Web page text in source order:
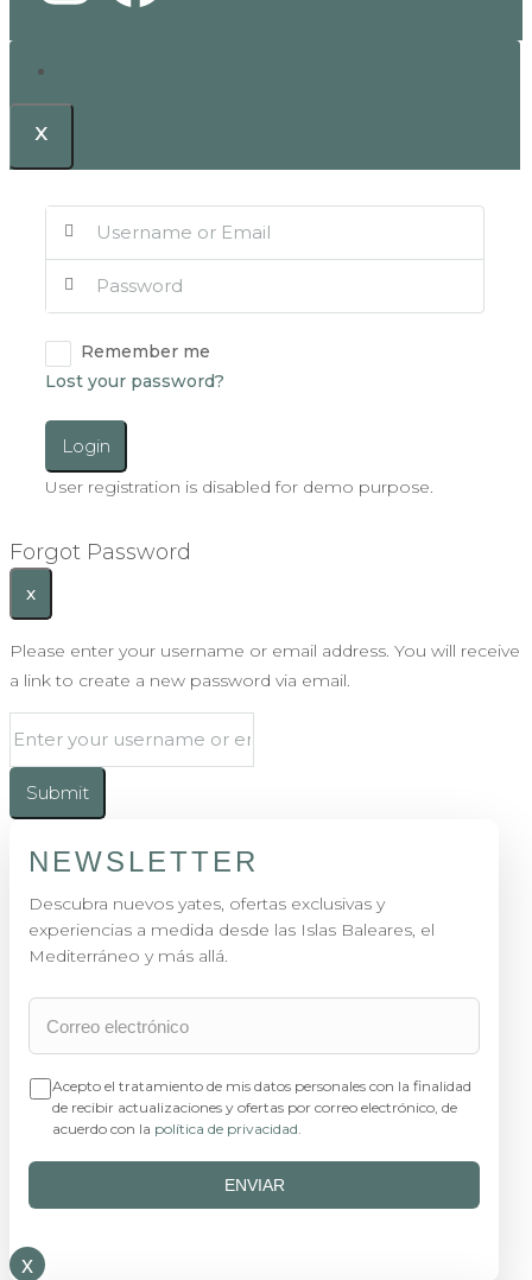
x
Remember me
Lost your password?
Login
User registration is disabled for demo purpose.
Forgot Password
x
Please enter your username or email address. You will receive
a link to create a new password via email.
Submit
NEWSLETTER
Descubra nuevos yates, ofertas exclusivas y
experiencias a medida desde las Islas Baleares, el
Mediterráneo y más allá.
Acepto el tratamiento de mis datos personales con la finalidad
de recibir actualizaciones y ofertas por correo electrónico, de
acuerdo con la política de privacidad.
ENVIAR
x